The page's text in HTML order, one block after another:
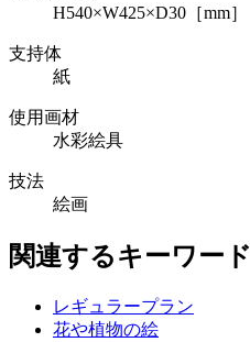
H540×W425×D30［mm］
支持体
紙
使用画材
水彩絵具
技法
絵画
関連するキーワード
レギュラープラン
花や植物の絵